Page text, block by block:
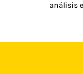
análisis